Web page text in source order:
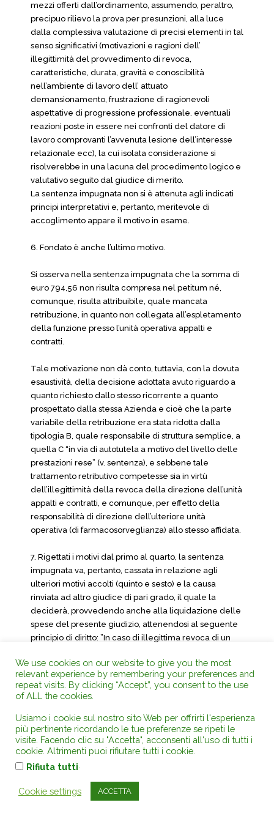
mezzi offerti dall’ordinamento, assumendo, peraltro,
precipuo rilievo la prova per presunzioni, alla luce
dalla complessiva valutazione di precisi elementi in tal
senso significativi (motivazioni e ragioni dell’
illegittimità del provvedimento di revoca,
caratteristiche, durata, gravità e conoscibilità
nell’ambiente di lavoro dell’ attuato
demansionamento, frustrazione di ragionevoli
aspettative di progressione professionale. eventuali
reazioni poste in essere nei confronti del datore di
lavoro comprovanti l’avvenuta lesione dell’interesse
relazionale ecc), la cui isolata considerazione si
risolverebbe in una lacuna del procedimento logico e
valutativo seguito dal giudice di merito.
La sentenza impugnata non si è attenuta agli indicati
principi interpretativi e, pertanto, meritevole di
accoglimento appare il motivo in esame.
6. Fondato è anche l’ultimo motivo.
Si osserva nella sentenza impugnata che la somma di
euro 794,56 non risulta compresa nel petitum né,
comunque, risulta attribuibile, quale mancata
retribuzione, in quanto non collegata all’espletamento
della funzione presso l’unità operativa appalti e
contratti.
Tale motivazione non dà conto, tuttavia, con la dovuta
esaustività, della decisione adottata avuto riguardo a
quanto richiesto dallo stesso ricorrente a quanto
prospettato dalla stessa Azienda e cioè che la parte
variabile della retribuzione era stata ridotta dalla
tipologia B, quale responsabile di struttura semplice, a
quella C “in via di autotutela a motivo del livello delle
prestazioni rese” (v. sentenza), e sebbene tale
trattamento retributivo competesse sia in virtù
dell’illegittimità della revoca della direzione dell’unità
appalti e contratti, e comunque, per effetto della
responsabilità di direzione dell’ulteriore unità
operativa (di farmacosorveglianza) allo stesso affidata.
7. Rigettati i motivi dal primo al quarto, la sentenza
impugnata va, pertanto, cassata in relazione agli
ulteriori motivi accolti (quinto e sesto) e la causa
rinviata ad altro giudice di pari grado, il quale la
deciderà, provvedendo anche alla liquidazione delle
spese del presente giudizio, attenendosi al seguente
principio di diritto: ”In caso di illegittima revoca di un
pubblico, il diritto del lavoratore al risarcimento del
danno non patrimoniale non può prescindere da una
specifica allegazione sulla natura e sulle
sua dimostrazione in giudizio essere fornita con tutti i
mezzi offerti dall’ordinamento, assumendo, peraltro,
precipuo rilievo la prova per presunzioni, alla luce
dalla complessiva valutazione di precisi elementi in tal
senso significativi (motivazioni e ragioni
dell’illegittimità del provvedimento di revoca,
caratteristiche, durata, gravità e conoscibilità
We use cookies on our website to give you the most
relevant experience by remembering your preferences and
repeat visits. By clicking “Accept”, you consent to the use
of ALL the cookies.
Usiamo i cookie sul nostro sito Web per offrirti l'esperienza
più pertinente ricordando le tue preferenze se ripeti le
visite. Facendo clic su "Accetta", acconsenti all'uso di tutti i
cookie. Altrimenti puoi rifiutare tutti i cookie.
Rifiuta tutti
Cookie settings ACCETTA